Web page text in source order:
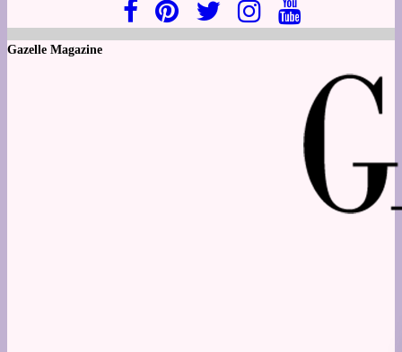
Gazelle Magazine